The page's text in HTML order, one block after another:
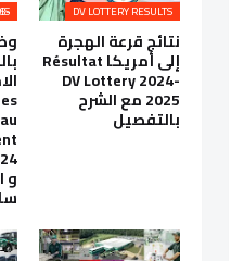
DV LOTTERY RESULTS
نتائج قرعة الهجرة
إلى أمريكا Résultat
DV Lottery 2024-
2025 مع الشرح
بالتفصيل
و